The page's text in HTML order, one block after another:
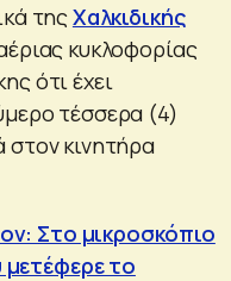
τηςΧαλκιδικής
κυκλοφορίας
ότι έχει
τέσσερα (4)
κινητήρα
Στο μικροσκόπιο
το